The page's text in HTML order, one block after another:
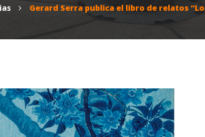
Gerard Serra publica el libro de relatos